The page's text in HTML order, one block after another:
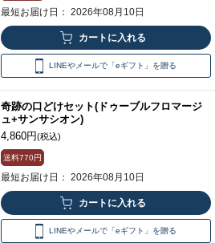
最短お届け日： 2026年08月10日
LINEやメールで「eギフト」を贈る
奇跡の口どけセット(ドゥーブルフロマージ
ュ+サンサシオン)
4,860円(税込)
送料770円
最短お届け日： 2026年08月10日
LINEやメールで「eギフト」を贈る